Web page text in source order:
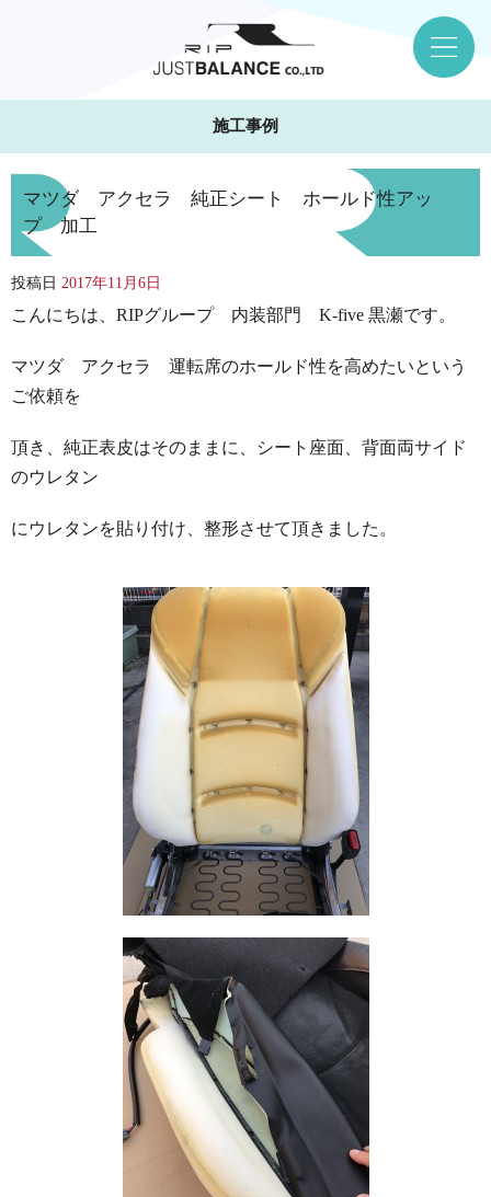
施工事例
マツダ アクセラ 純正シート ホールド性アッ
プ 加工
投稿日 2017年11月6日
こんにちは、RIPグループ 内装部門 K-five 黒瀬です。
マツダ アクセラ 運転席のホールド性を高めたいという
ご依頼を
頂き、純正表皮はそのままに、シート座面、背面両サイド
のウレタン
にウレタンを貼り付け、整形させて頂きました。